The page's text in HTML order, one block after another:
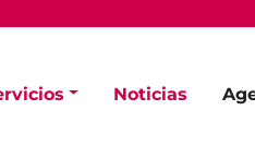
Noticias